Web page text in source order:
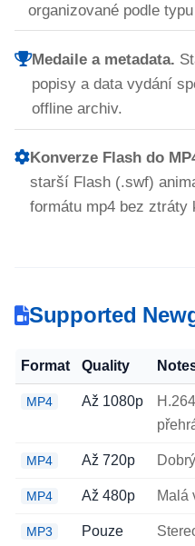
organizované podle
Medaile a metadata.
popisy a data vydání
offline archiv.
Konverze Flash do
starší Flash (.swf)
formátu mp4 bez ztráty
Supported
Format Quality
MP4 Až 1080p
MP4 Až 720p
MP4 Až 480p Malá
MP3
Pouze